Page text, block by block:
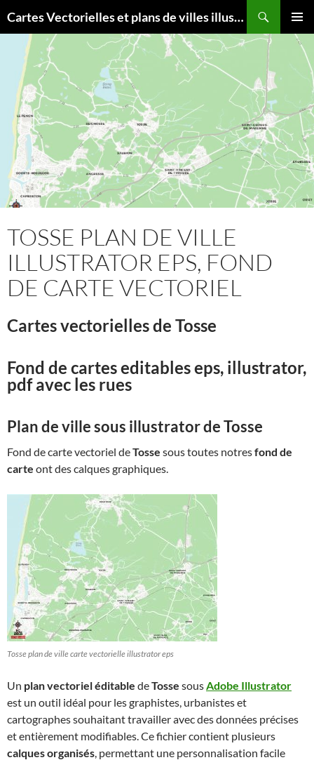
au
contenu
Cartes Vectorielles et plans de villes illustrator eps
MENU
TOSSE PLAN DE VILLE
ILLUSTRATOR EPS, FOND
DE CARTE VECTORIEL
Cartes vectorielles de Tosse
Fond de cartes editables eps, illustrator,
pdf avec les rues
Plan de ville sous illustrator deTosse
Fond de carte vectoriel deTosse sous toutes notresfond de
carte ont des calques graphiques.
Tosse plan de ville carte vectorielle illustrator eps
Un plan vectoriel éditable deTosse sousAdobe Illustrator
est un outil idéal pour les graphistes, urbanistes et
cartographes souhaitant travailler avec des données précises
et entièrement modifiables. Ce fichier contient plusieurs
calques organisés, permettant une personnalisation facile